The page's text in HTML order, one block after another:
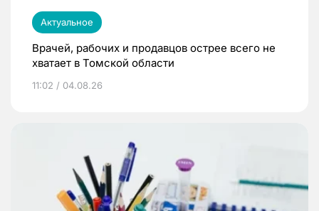
Актуальное
Врачей, рабочих и продавцов острее всего не
хватает в Томской области
11:02 / 04.08.26